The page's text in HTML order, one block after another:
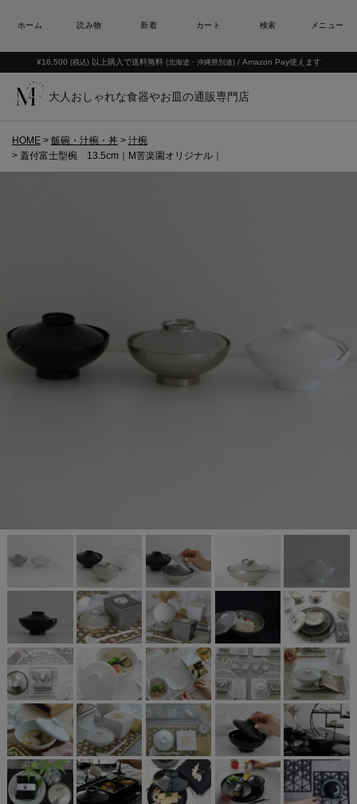
¥16,500 (税込) 以上購入で送料無料 (北海道・沖縄県別途) / Amazon Pay使えます
大人おしゃれな食器やお皿の通販専門店
HOME 飯碗・汁椀・丼
汁椀
蓋付富士型椀 13.5cm｜M苦楽園オリジナル｜